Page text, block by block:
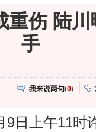
重伤 陆
手
我来说两句(0)
9日上午11时